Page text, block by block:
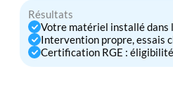
Résultats
Votre matériel installé dans
Intervention propre, essais
Certification RGE :